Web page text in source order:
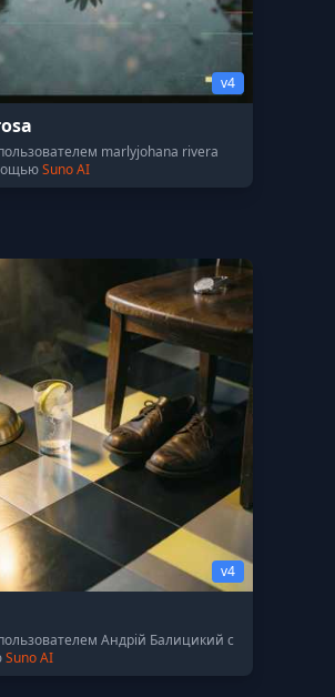
v4
marlyjohana rivera
Suno AI
v4
Андрій Балицикий с
Suno AI